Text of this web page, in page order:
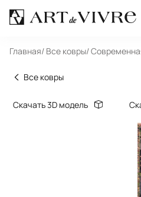
Главная/ Все ковры/
Все ковры
Скачать 3D модель